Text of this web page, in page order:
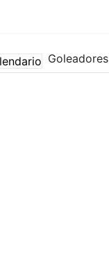
Goleadores